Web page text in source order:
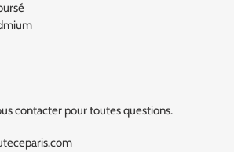
contacter pour toutes questions.